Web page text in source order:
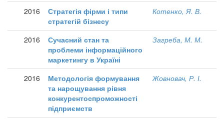
2016
Стратегія фірми і типи
стратегій бізнесу
Котенко, Я. В.
2016
Сучасний стан та
проблеми інформаційного
маркетингу в Україні
Загреба, М. М.
2016
Методологія формування
та нарощування рівня
конкурентоспроможності
підприємств
Жовновач, Р. І.